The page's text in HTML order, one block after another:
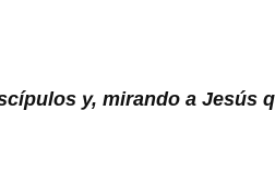
y, mirando a Jesús